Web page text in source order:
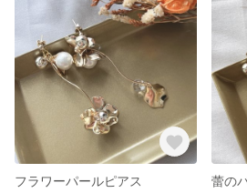
フラワーパールピアス
蕾の